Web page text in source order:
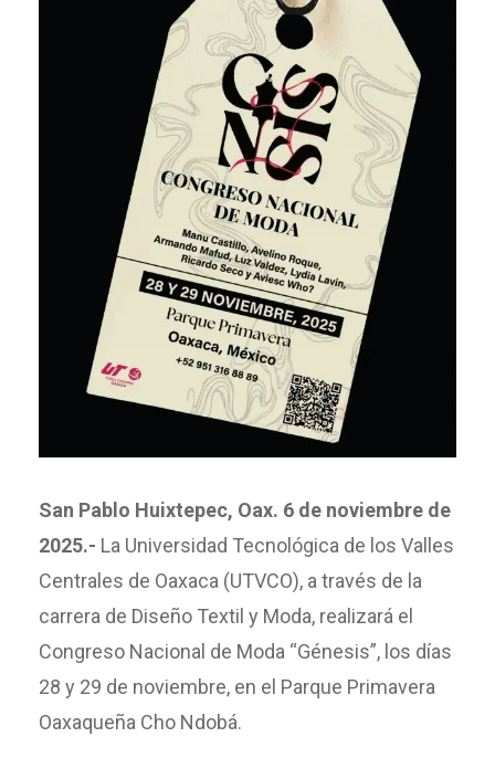
San Pablo Huixtepec, Oax. 6 de noviembre de
2025.- La Universidad Tecnológica de los Valles
Centrales de Oaxaca (UTVCO), a través de la
carrera de Diseño Textil y Moda, realizará el
Congreso Nacional de Moda “Génesis”, los días
28 y 29 de noviembre, en el Parque Primavera
Oaxaqueña Cho Ndobá.